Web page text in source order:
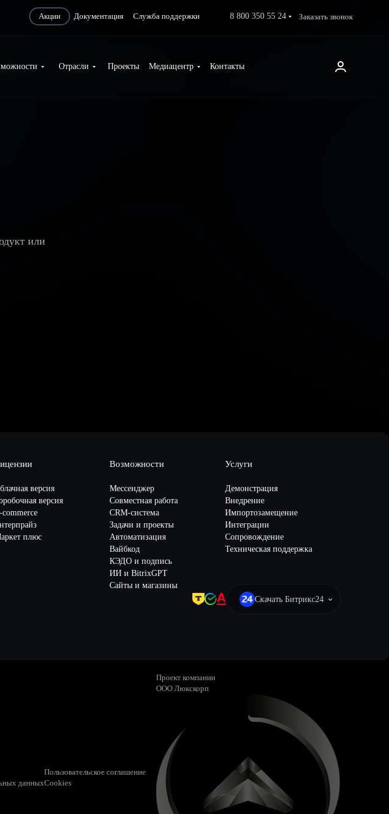
Акции Документация Служба поддержки 8 800 350 55 24 Заказать звонок
Отрасли Проекты Медиацентр Контакты
или
версия
версия
commerce
плюс
Возможности
Мессенджер
Совместная работа
CRM-система
Задачи и проекты
Автоматизация
Вайбкод
КЭДО и подпись
ИИ и BitrixGPT
Сайты и магазины
Услуги
Демонстрация
Внедрение
Импортозамещение
Интеграции
Сопровождение
Техническая поддержка
Скачать Битрикс24
данных
Пользовательское соглашение
Cookies
Проект компании
ООО Люкскорп